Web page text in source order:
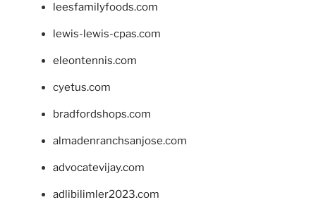
leesfamilyfoods.com
lewis-lewis-cpas.com
eleontennis.com
cyetus.com
bradfordshops.com
almadenranchsanjose.com
advocatevijay.com
adlibilimler2023.com